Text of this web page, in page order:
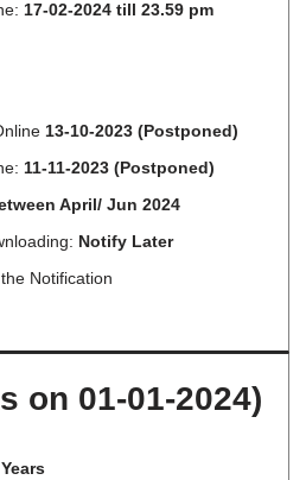
17-02-2024 till 23.59 pm
13-10-2023 (Postponed)
11-11-2023 (Postponed)
April/ Jun 2024
Notify Later
Notification
on 01-01-2024)